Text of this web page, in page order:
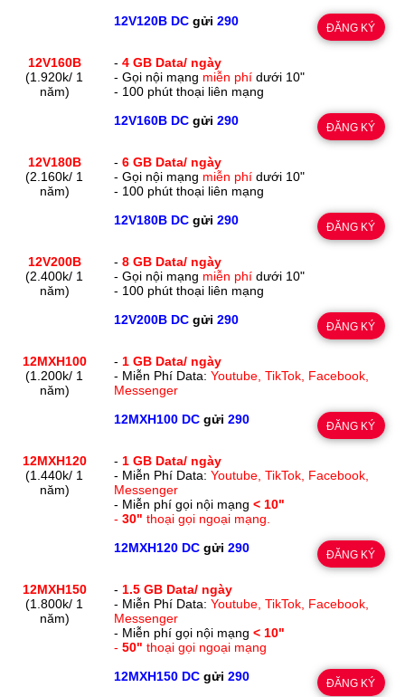
12V120B DCgửi 290 ĐĂNG KÝ
12V160B
(1.920k/ 1
năm)
-4 GB Data/ ngày
- Gọi nội mạng miễn phídưới 10"
- 100 phút thoại liên mạng
12V160B DCgửi 290 ĐĂNG KÝ
12V180B
(2.160k/ 1
năm)
-6 GB Data/ ngày
- Gọi nội mạng miễn phídưới 10"
- 100 phút thoại liên mạng
12V180B DCgửi 290 ĐĂNG KÝ
12V200B
(2.400k/ 1
năm)
-8 GB Data/ ngày
- Gọi nội mạng miễn phídưới 10"
- 100 phút thoại liên mạng
12V200B DCgửi 290 ĐĂNG KÝ
12MXH100
(1.200k/ 1
năm)
- 1 GB Data/ ngày
- Miễn Phí Data:Youtube, TikTok, Facebook,
Messenger
12MXH100 DCgửi 290 ĐĂNG KÝ
12MXH120
(1.440k/ 1
năm)
- 1 GB Data/ ngày
- Miễn Phí Data:Youtube, TikTok, Facebook,
Messenger
- Miễn phí gọi nội mạng< 10"
-30"thoại gọi ngoại mạng.
12MXH120 DCgửi 290 ĐĂNG KÝ
12MXH150
(1.800k/ 1
năm)
- 1.5 GB Data/ ngày
- Miễn Phí Data:Youtube, TikTok, Facebook,
Messenger
- Miễn phí gọi nội mạng< 10"
-50"thoại gọi ngoại mạng
12MXH150 DCgửi 290 ĐĂNG KÝ